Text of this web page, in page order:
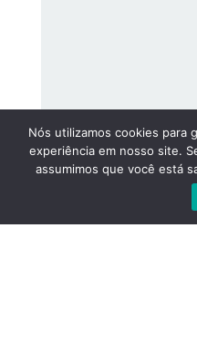
Nós utilizamos cookies para
experiência em nosso site.
assumimos que você está